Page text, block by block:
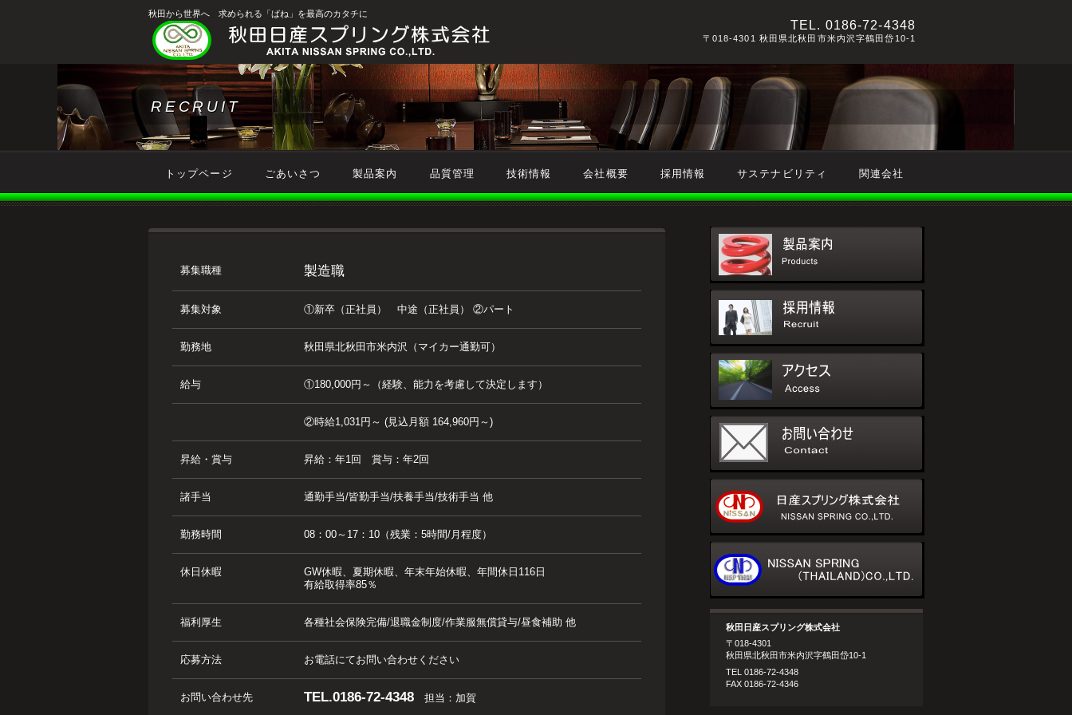
秋田から世界へ 求められる「ばね」を最高のカタチに
TEL. 0186-72-4348
〒018-4301 秋田県北秋田市米内沢字鶴田岱10-1
RECRUIT
募集職種 製造職
募集対象 ①新卒（正社員） 中途（正社員） ②パート
勤務地 秋田県北秋田市米内沢（マイカー通勤可）
給与 ①180,000円～（経験、能力を考慮して決定します）
②時給1,031円～ (見込月額 164,960円～)
昇給・賞与 昇給：年1回 賞与：年2回
諸手当 通勤手当/皆勤手当/扶養手当/技術手当 他
勤務時間 08：00～17：10（残業：5時間/月程度）
休日休暇
GW休暇、夏期休暇、年末年始休暇、年間休日116日
有給取得率85％
福利厚生 各種社会保険完備/退職金制度/作業服無償貸与/昼食補助 他
応募方法 お電話にてお問い合わせください
お問い合わせ先 TEL.0186-72-4348 担当：加賀
トップページ ごあいさつ 製品案内 品質管理 技術情報 会社概要 採用情報 サステナビリティ 関連会社
秋田日産スプリング株式会社
〒018-4301
秋田県北秋田市米内沢字鶴田岱10-1
TEL 0186-72-4348
FAX 0186-72-4346